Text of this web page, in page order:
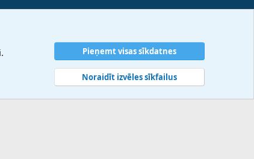
Pieņemt visas sīkdatnes
Noraidīt izvēles sīkfailus